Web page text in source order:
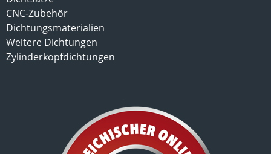
CNC-Zubehör
Dichtungsmaterialien
Weitere Dichtungen
Zylinderkopfdichtungen